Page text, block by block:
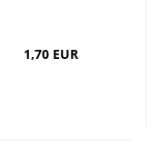
1,70 EUR